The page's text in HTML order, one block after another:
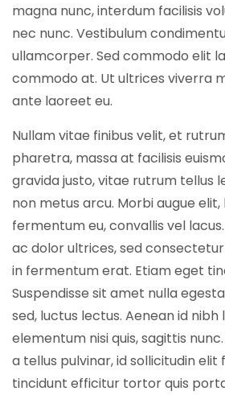
magna nunc, interdum facilisis
nec nunc. Vestibulum
ullamcorper. Sed commodo elit
commodo at. Ut ultrices viverra
ante laoreet eu.
Nullam vitae finibus velit, et
pharetra, massa at facilisis
gravida justo, vitae rutrum tellus
non metus arcu. Morbi augue
fermentum eu, convallis vel
ac dolor ultrices, sed
in fermentum erat. Etiam eget
Suspendisse sit amet nulla
sed, luctus lectus. Aenean id nibh
elementum nisi quis, sagittis
a tellus pulvinar, id sollicitudin elit
tincidunt efficitur tortor quis